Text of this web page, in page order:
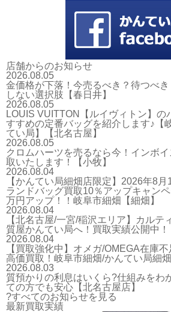
店舗からのお知らせ
2026.08.05
金価格が下落！今売るべき？待つべ
しない選択肢【春日井】
2026.08.05
LOUIS VUITTON【ルイヴィトン】の
すすめの定番バッグを紹介します♪【
てい局】【北名古屋】
2026.08.05
クロムハーツを売るなら今！インボ
取いたします！【小牧】
2026.08.04
【かんてい局細畑店限定】2026年8
ランドバッグ買取10％アップキャン
万円アップ！！岐阜市細畑【細畑】
2026.08.04
【北名古屋/一宮/稲沢エリア】カルテ
質屋かんてい局へ！買取実績公開中！
2026.08.04
【買取強化中】オメガ/OMEGA在庫
高価買取！岐阜市細畑/かんてい局細畑
2026.08.03
質預かりの利息はいくら?仕組みをわ
ての方でも安心【北名古屋店】
?すべてのお知らせを見る
最新買取実績